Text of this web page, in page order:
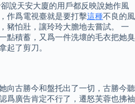
說天安大廈的用戶都反映說她作風
作爲電視臺就是要打擊這種不良的風
豬怕壯，讓玲玲大膽地去嘗試。 一
點積蓄，又爲一件洗壞的毛衣把她臭
起了剪刀。
向古勝今和盤托出了一切，古勝今聽
爲廣告肯定不行了，遷怒芙蓉也拂袖